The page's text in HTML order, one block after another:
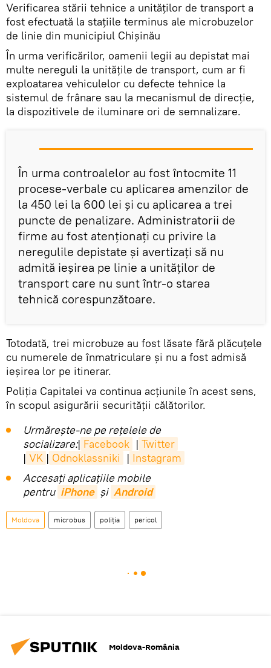
Verificarea stării tehnice a unităților de transport a
fost efectuată la stațiile terminus ale microbuzelor
de linie din municipiul Chișinău
În urma verificărilor, oamenii legii au depistat mai
multe nereguli la unitățile de transport, cum ar fi
exploatarea vehiculelor cu defecte tehnice la
sistemul de frânare sau la mecanismul de direcție,
la dispozitivele de iluminare ori de semnalizare.
În urma controalelor au fost întocmite 11
procese-verbale cu aplicarea amenzilor de
la 450 lei la 600 lei și cu aplicarea a trei
puncte de penalizare. Administratorii de
firme au fost atenționați cu privire la
neregulile depistate și avertizați să nu
admită ieșirea pe linie a unităților de
transport care nu sunt într-o starea
tehnică corespunzătoare.
Totodată, trei microbuze au fost lăsate fără plăcuțele
cu numerele de înmatriculare și nu a fost admisă
ieșirea lor pe itinerar.
Poliția Capitalei va continua acțiunile în acest sens,
în scopul asigurării securității călătorilor.
Urmărește-ne pe rețelele de
socializare:| Facebook | Twitter
| VK | Odnoklassniki | Instagram
Accesaţi aplicaţiile mobile
pentru iPhone și Android
Moldova microbus poliția pericol
Moldova-România